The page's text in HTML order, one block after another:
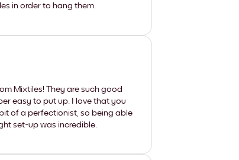
in order to hang them.
Mixtiles! They are such good
easy to put up. I love that you
of a perfectionist, so being able
set-up was incredible.